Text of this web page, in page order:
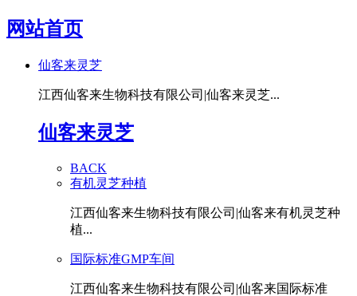
网站首页
仙客来灵芝
江西仙客来生物科技有限公司|仙客来灵芝...
仙客来灵芝
BACK
有机灵芝种植
江西仙客来生物科技有限公司|仙客来有机灵芝种
植...
国际标准GMP车间
江西仙客来生物科技有限公司|仙客来国际标准